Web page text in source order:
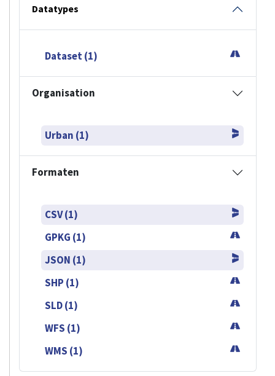
Datatypes
Dataset (1)
Organisation
Urban (1)
Formaten
CSV (1)
GPKG (1)
JSON (1)
SHP (1)
SLD (1)
WFS (1)
WMS (1)